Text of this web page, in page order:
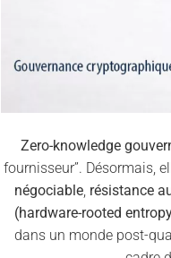
Zero-knowledge
fournisseur”. Désormais,
négociable, résistance
(hardware-rooted
dans un monde post-